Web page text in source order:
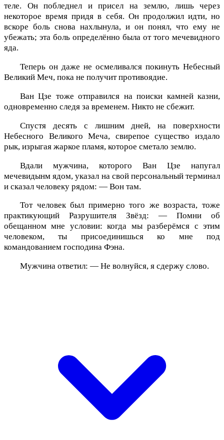
теле. Он побледнел и присел на землю, лишь через
некоторое время придя в себя. Он продолжил идти, но
вскоре боль снова нахлынула, и он понял, что ему не
убежать; эта боль определённо была от того мечевидного
яда.
Теперь он даже не осмеливался покинуть Небесный
Великий Меч, пока не получит противоядие.
Ван Цзе тоже отправился на поиски камней казни,
одновременно следя за временем. Никто не сбежит.
Спустя десять с лишним дней, на поверхности
Небесного Великого Меча, свирепое существо издало
рык, изрыгая жаркое пламя, которое сметало землю.
Вдали мужчина, которого Ван Цзе напугал
мечевидынм ядом, указал на свой персональный терминал
и сказал человеку рядом: — Вон там.
Тот человек был примерно того же возраста, тоже
практикующий Разрушителя Звёзд: — Помни об
обещанном мне условии: когда мы разберёмся с этим
человеком, ты присоединишься ко мне под
командованием господина Фэна.
Мужчина ответил: — Не волнуйся, я сдержу слово.